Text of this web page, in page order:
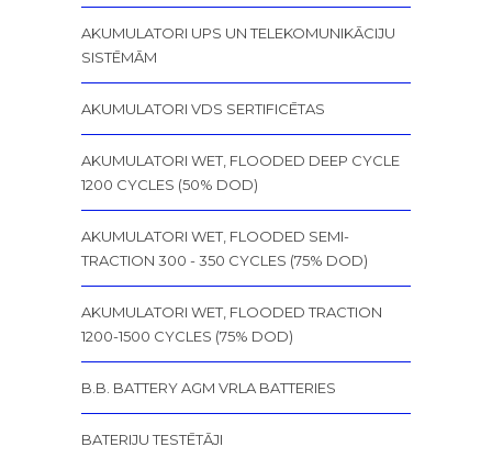
AKUMULATORI UPS UN TELEKOMUNIKĀCIJU
SISTĒMĀM
AKUMULATORI VDS SERTIFICĒTAS
AKUMULATORI WET, FLOODED DEEP CYCLE
1200 CYCLES (50% DOD)
AKUMULATORI WET, FLOODED SEMI-
TRACTION 300 - 350 CYCLES (75% DOD)
AKUMULATORI WET, FLOODED TRACTION
1200-1500 CYCLES (75% DOD)
B.B. BATTERY AGM VRLA BATTERIES
BATERIJU TESTĒTĀJI